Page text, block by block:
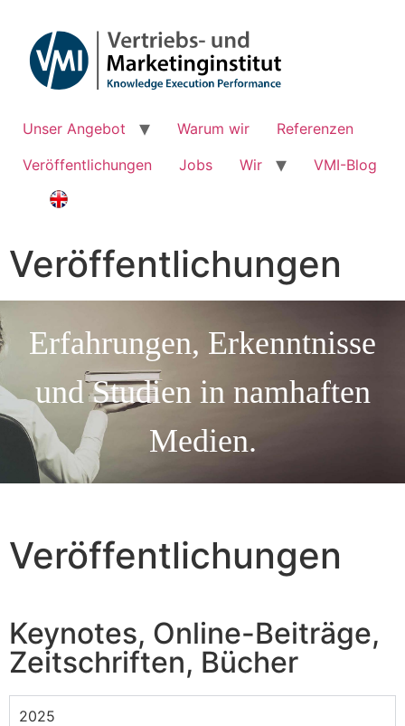
Unser Angebot Warum wir
Referenzen
Veröffentlichungen
Jobs Wir VMI-Blog
Veröffentlichungen
Erfahrungen, Erkenntnisse
und Studien in namhaften
Medien.
Veröffentlichungen
Keynotes, Online-Beiträge,
Zeitschriften, Bücher
2025